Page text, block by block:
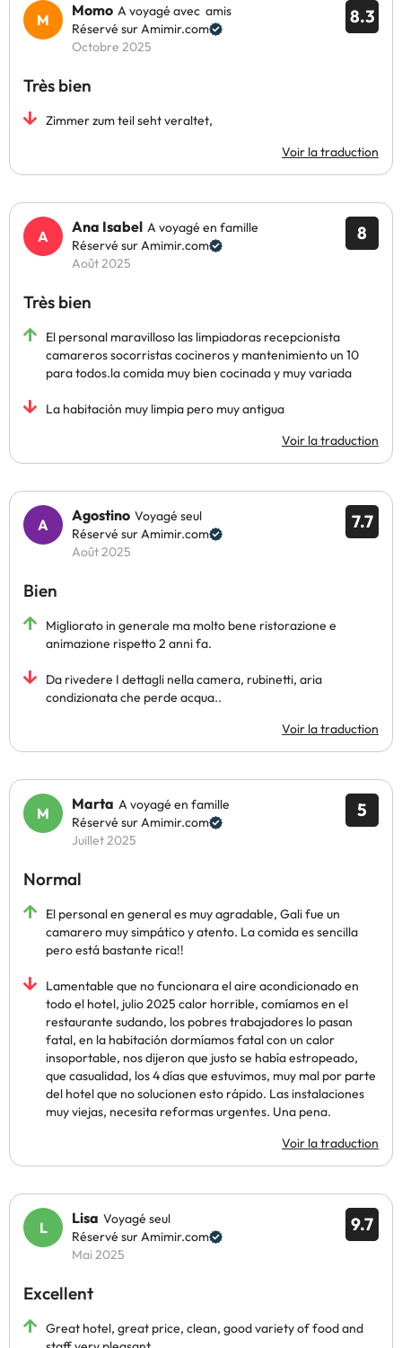
8.3
Momo A voyagé avec amis
Réservé sur Amimir.com
Octobre 2025
Très bien
Zimmer zum teil seht veraltet,
Voir la traduction
8
Ana Isabel A voyagé en famille
Réservé sur Amimir.com
Août 2025
Très bien
El personal maravilloso las limpiadoras recepcionista
camareros socorristas cocineros y mantenimiento un 10
para todos.la comida muy bien cocinada y muy variada
La habitación muy limpia pero muy antigua
Voir la traduction
7.7
Agostino Voyagé seul
Réservé sur Amimir.com
Août 2025
Bien
Migliorato in generale ma molto bene ristorazione e
animazione rispetto 2 anni fa.
Da rivedere I dettagli nella camera, rubinetti, aria
condizionata che perde acqua..
Voir la traduction
5
Marta A voyagé en famille
Réservé sur Amimir.com
Juillet 2025
Normal
El personal en general es muy agradable, Gali fue un
camarero muy simpático y atento. La comida es sencilla
pero está bastante rica!!
Lamentable que no funcionara el aire acondicionado en
todo el hotel, julio 2025 calor horrible, comíamos en el
restaurante sudando, los pobres trabajadores lo pasan
fatal, en la habitación dormíamos fatal con un calor
insoportable, nos dijeron que justo se había estropeado,
que casualidad, los 4 días que estuvimos, muy mal por parte
del hotel que no solucionen esto rápido. Las instalaciones
muy viejas, necesita reformas urgentes. Una pena.
Voir la traduction
9.7
Lisa Voyagé seul
Réservé sur Amimir.com
Mai 2025
Excellent
Great hotel, great price, clean, good variety of food and